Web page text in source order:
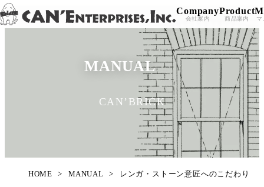
Skip to content Company
会社案内
Product
商品案内 マ
MANUAL
CAN’BRICK
HOME > MANUAL > レンガ・ストーン意匠へのこだわり